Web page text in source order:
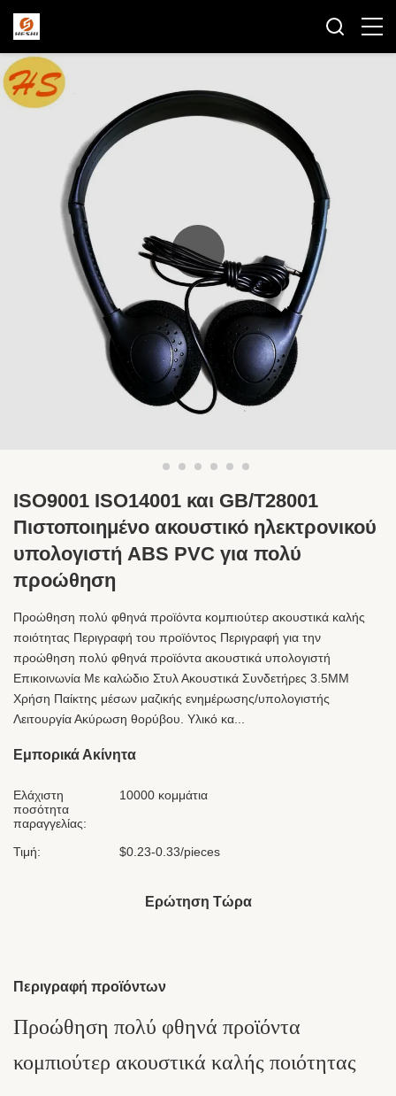
ISO9001 ISO14001 και GB/T28001
Πιστοποιημένο ακουστικό ηλεκτρονικού
υπολογιστή ABS PVC για πολύ
προώθηση
Προώθηση πολύ φθηνά προϊόντα κομπιούτερ ακουστικά καλής
ποιότητας Περιγραφή του προϊόντος Περιγραφή για την
προώθηση πολύ φθηνά προϊόντα ακουστικά υπολογιστή
Επικοινωνία Με καλώδιο Στυλ Ακουστικά Συνδετήρες 3.5MM
Χρήση Παίκτης μέσων μαζικής ενημέρωσης/υπολογιστής
Λειτουργία Ακύρωση θορύβου. Υλικό κα...
Εμπορικά Ακίνητα
Ελάχιστη
ποσότητα
παραγγελίας:
10000 κομμάτια
Τιμή: $0.23-0.33/pieces
Ερώτηση Τώρα
Περιγραφή προϊόντων
Προώθηση πολύ φθηνά προϊόντα
κομπιούτερ ακουστικά καλής ποιότητας